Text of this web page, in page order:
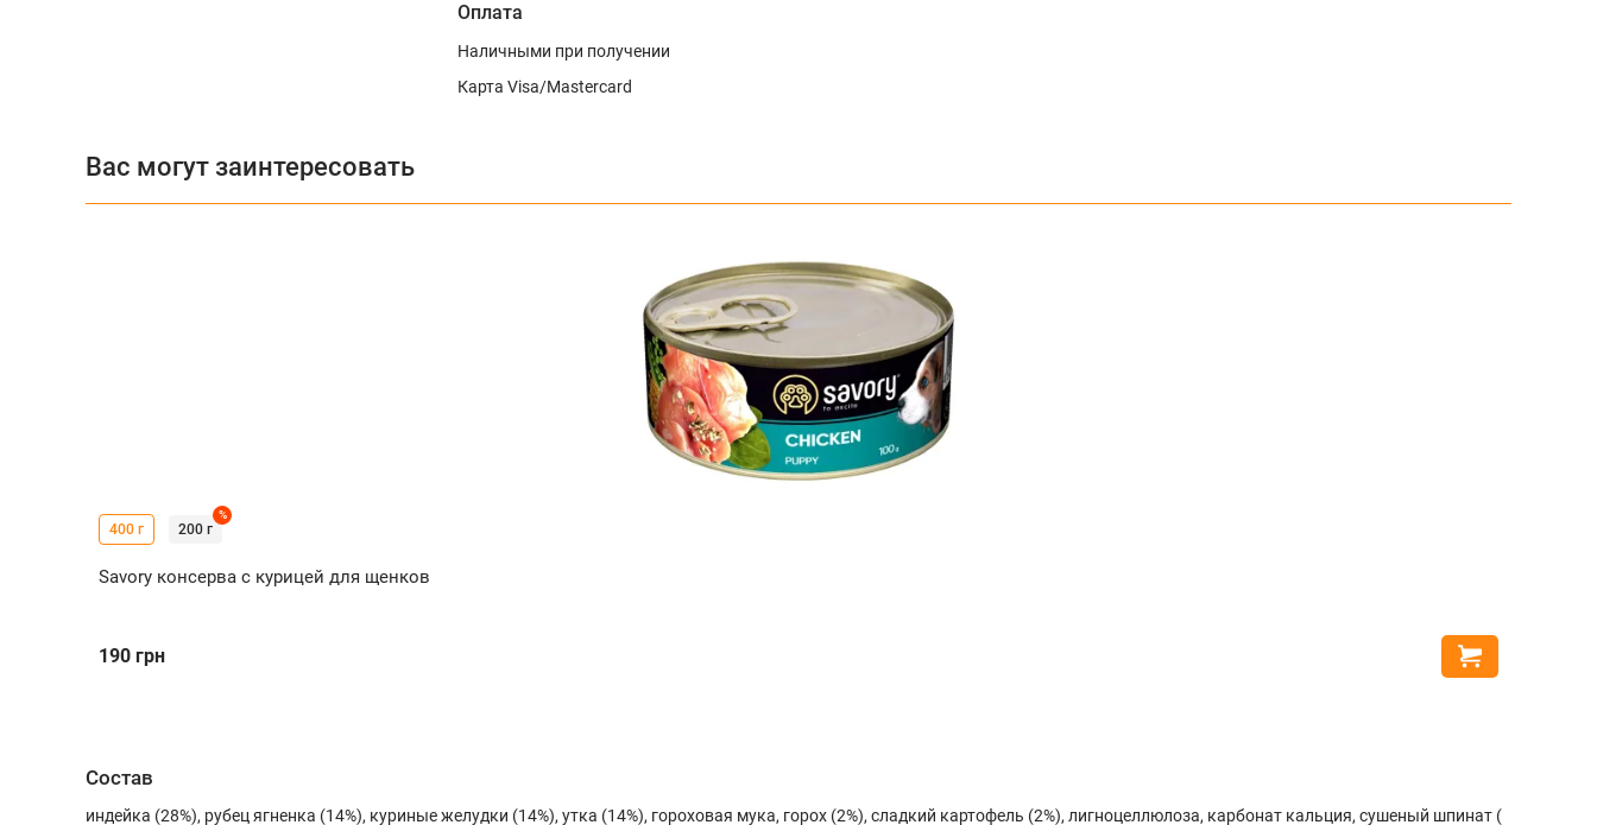
Оплата
Наличными при получении
Карта Visa/Mastercard
Вас могут заинтересовать
400 г 200 г
%
Savory консерва с курицей для щенков
190 грн
Состав
индейка (28%), рубец ягненка (14%), куриные желудки (14%), утка (14%), гороховая мука, горох (2%), сладкий картофель (2%), лигноцеллюлоза, карбонат кальция, сушеный шпинат (